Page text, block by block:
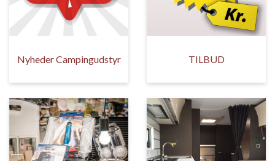
Nyheder Campingudstyr TILBUD